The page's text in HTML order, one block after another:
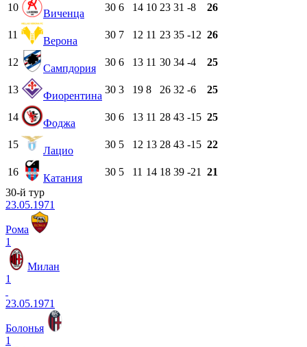
10
Виченца
30 6 14 10 23 31 -8 26
11
Верона
30 7 12 11 23 35 -12 26
12
Сампдория
30 6 13 11 30 34 -4 25
13
Фиорентина
30 3 19 8 26 32 -6 25
14
Фоджа
30 6 13 11 28 43 -15 25
15
Лацио
30 5 12 13 28 43 -15 22
16
Катания
30 5 11 14 18 39 -21
21
30-й тур
23.05.1971
Рома
1
Милан
1
23.05.1971
Болонья
1